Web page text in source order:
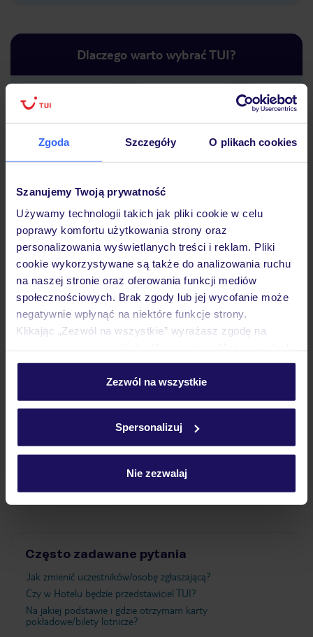
Zgoda Szczegóły O plikach cookies
Szanujemy Twoją prywatność
Używamy technologii takich jak pliki cookie w celu
poprawy komfortu użytkowania strony oraz
personalizowania wyświetlanych treści i reklam. Pliki
cookie wykorzystywane są także do analizowania ruchu
na naszej stronie oraz oferowania funkcji mediów
społecznościowych. Brak zgody lub jej wycofanie może
negatywnie wpłynąć na niektóre funkcje strony.
Klikając „Zezwól na wszystkie” wyrażasz zgodę na
personalizować swój wybór wchodząc w zakładkę
Szczegółowe informacje o plikach cookie znajdziesz
Zezwól na wszystkie
Spersonalizuj
Nie zezwalaj
Dlaczego warto wybrać TUI?
podróży w Polsce
Hotel
Opinie
Pokoje
Atrakcje
Ważne informacje
Często zadawane pytania
Jak zmienić uczestników/osobę zgłaszającą?
Czy w Hotelu będzie przedstawiciel TUI?
Na jakiej podstawie i gdzie otrzymam karty
pokładowe/bilety lotnicze?